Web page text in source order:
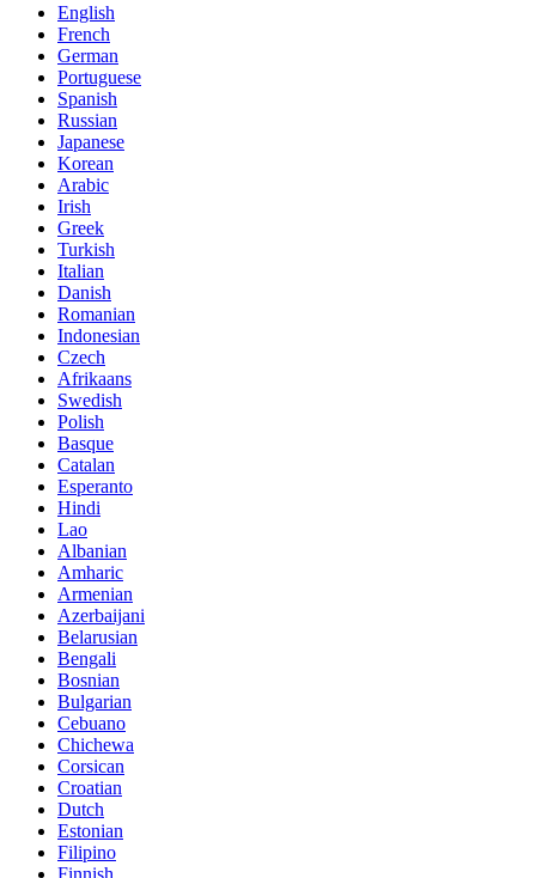
English
French
German
Portuguese
Spanish
Russian
Japanese
Korean
Arabic
Irish
Greek
Turkish
Italian
Danish
Romanian
Indonesian
Czech
Afrikaans
Swedish
Polish
Basque
Catalan
Esperanto
Hindi
Lao
Albanian
Amharic
Armenian
Azerbaijani
Belarusian
Bengali
Bosnian
Bulgarian
Cebuano
Chichewa
Corsican
Croatian
Dutch
Estonian
Filipino
Finnish